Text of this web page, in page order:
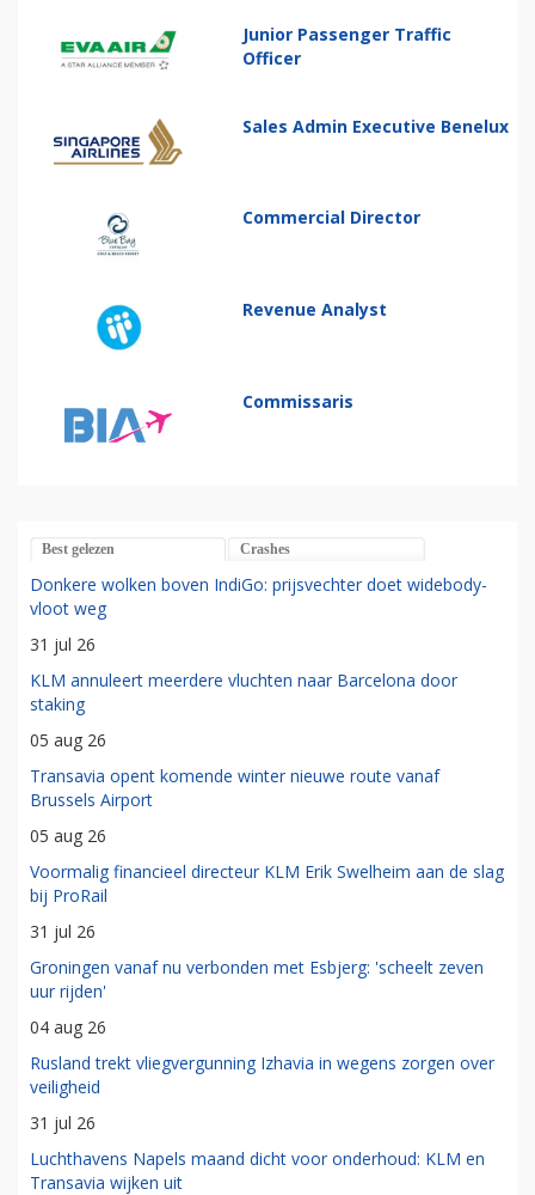
Junior Passenger Traffic
Officer
Sales Admin Executive Benelux
Commercial Director
Revenue Analyst
Commissaris
Best gelezen Crashes
Donkere wolken boven IndiGo: prijsvechter doet widebody-
vloot weg
31 jul 26
KLM annuleert meerdere vluchten naar Barcelona door
staking
05 aug 26
Transavia opent komende winter nieuwe route vanaf
Brussels Airport
05 aug 26
Voormalig financieel directeur KLM Erik Swelheim aan de slag
bij ProRail
31 jul 26
Groningen vanaf nu verbonden met Esbjerg: 'scheelt zeven
uur rijden'
04 aug 26
Rusland trekt vliegvergunning Izhavia in wegens zorgen over
veiligheid
31 jul 26
Luchthavens Napels maand dicht voor onderhoud: KLM en
Transavia wijken uit